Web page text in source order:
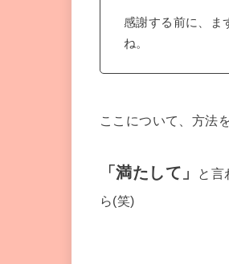
感謝する前に、ま
ね。
ここについて、方法
「満たして」 と言
ら(笑)